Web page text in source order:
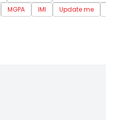
MGPA IMI Update me